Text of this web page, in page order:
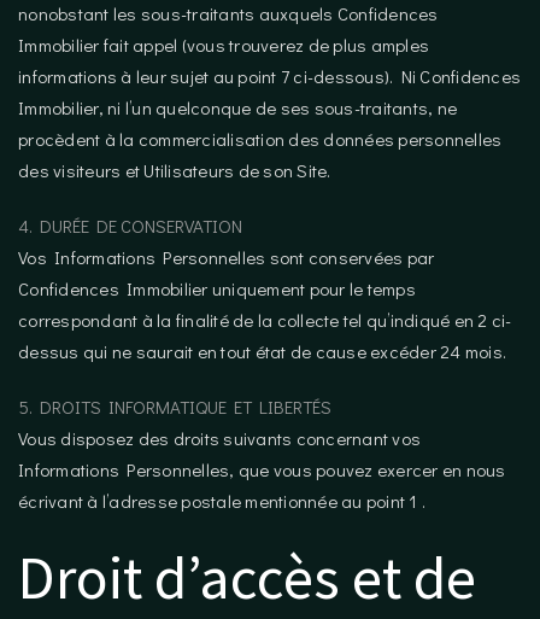
nonobstant les sous-traitants auxquels Confidences
Immobilier fait appel (vous trouverez de plus amples
informations à leur sujet au point 7 ci-dessous). Ni Confidences
Immobilier, ni l’un quelconque de ses sous-traitants, ne
procèdent à la commercialisation des données personnelles
des visiteurs et Utilisateurs de son Site.
4. DURÉE DE CONSERVATION
Vos Informations Personnelles sont conservées par
Confidences Immobilier uniquement pour le temps
correspondant à la finalité de la collecte tel qu’indiqué en 2 ci-
dessus qui ne saurait en tout état de cause excéder 24 mois.
5. DROITS INFORMATIQUE ET LIBERTÉS
Vous disposez des droits suivants concernant vos
Informations Personnelles, que vous pouvez exercer en nous
écrivant à l’adresse postale mentionnée au point 1 .
Droit d’accès et de